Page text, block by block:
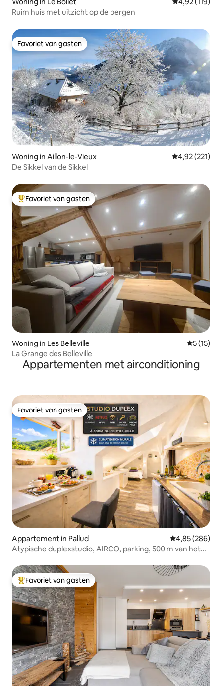
Ruim huis met uitzicht op de bergen
Favoriet van gasten
Favoriet van gasten
Woning in Aillon-le-Vieux Gemiddelde
4,92 (221)
De Sikkel van de Sikkel
Topfavoriet van gasten
Favoriet van gasten
Woning in Les Belleville
5 (15)
La Grange des Belleville
Appartementen met airconditioning
Favoriet van gasten
Favoriet van gasten
Appartement in Pallud Gemiddelde
4,85 (286)
Atypische duplexstudio, AIRCO, parking, 500 m van het
Topfavoriet van gasten
Favoriet van gasten